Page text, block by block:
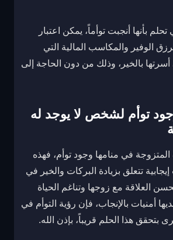
تحلم بأنها أنجبت توأماً، يمكن اعتبار
الوفير والمكاسب المالية التي
بالخير، وذلك من دون الحاجة إلى
توأم لشخص لا يوجد له
المتزوجة في منامها وجود توأم، فهذه
إيجابية تتعلق بزيادة البركات والخير في
العلاقة مع زوجها وتناغم الحياة
أمنيات بالإنجاب، فإن رؤية التوأم في
بتحقق هذا الحلم قريباً، بإذن الله.